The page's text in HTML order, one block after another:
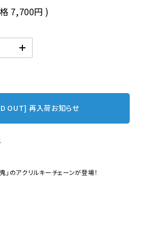
7,700円 )
OUT] 再入荷お知らせ
」のアクリルキーチェーンが登場！